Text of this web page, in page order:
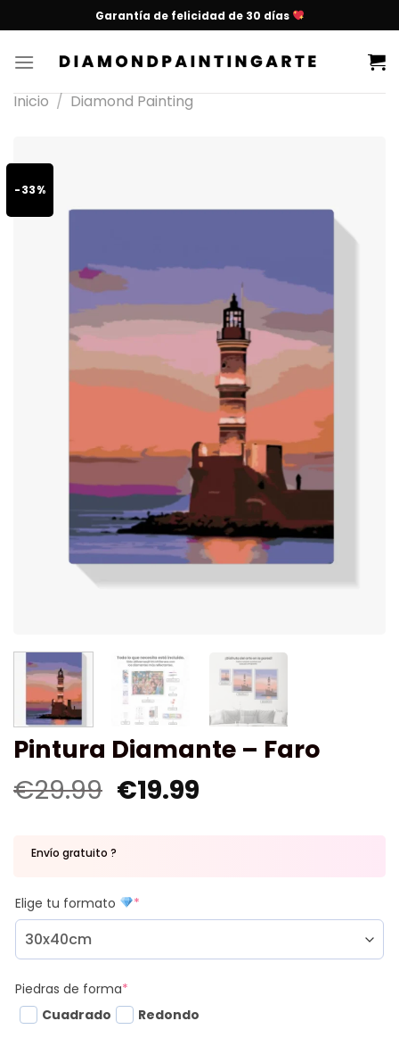
Garantía de felicidad de 30 días
Inicio / Diamond Painting
-33%
Pintura Diamante – Faro
€29.99 €19.99
Envío gratuito ?
Elige tu formato *
Piedras de forma*
Cuadrado
Redondo